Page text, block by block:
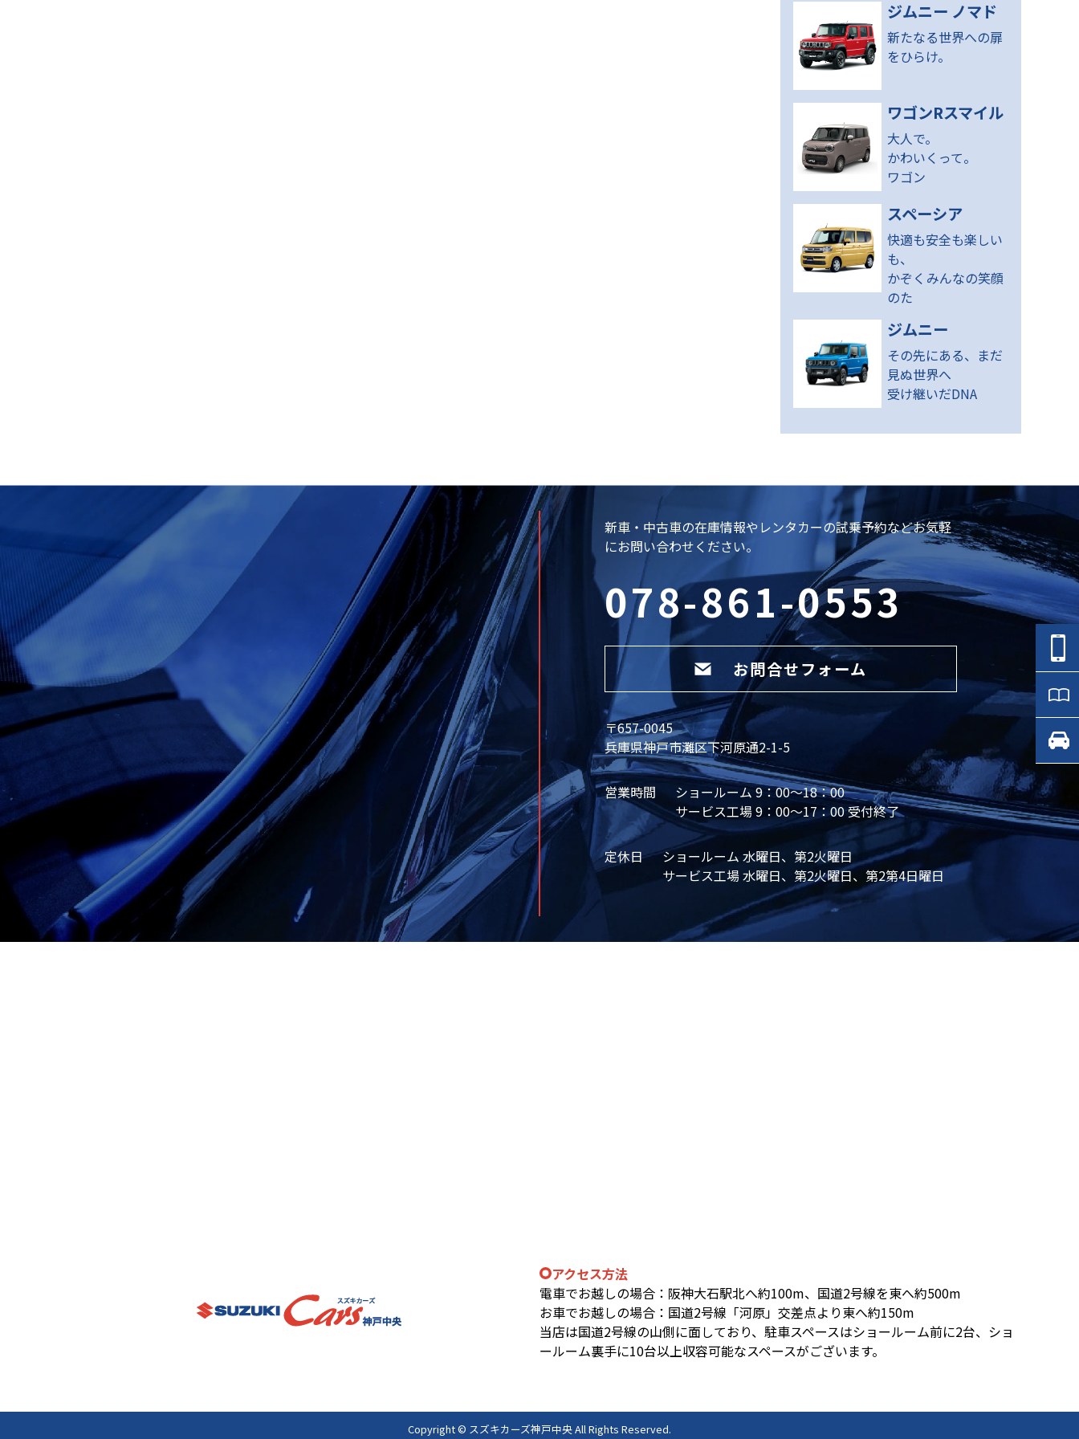
ジムニー ノマド
新たなる世界への扉
をひらけ。
ワゴンRスマイル
大人で。
かわいくって。
ワゴン
スペーシア
快適も安全も楽しい
も、
かぞくみんなの笑顔
のた
ジムニー
その先にある、まだ
見ぬ世界へ
受け継いだDNA
新車・中古車の在庫情報やレンタカーの試乗予約などお気軽
にお問い合わせください。
078-861-0553
お問合せフォーム
〒657-0045
兵庫県神戸市灘区下河原通2-1-5
営業時間
ショールーム 9：00～18：00
サービス工場 9：00～17：00 受付終了
定休日
ショールーム 水曜日、第2火曜日
サービス工場 水曜日、第2火曜日、第2第4日曜日
アクセス方法
電車でお越しの場合：阪神大石駅北へ約100m、国道2号線を東へ約500m
お車でお越しの場合：国道2号線「河原」交差点より東へ約150m
当店は国道2号線の山側に面しており、駐車スペースはショールーム前に2台、ショ
ールーム裏手に10台以上収容可能なスペースがございます。
Copyright © スズキカーズ神戸中央 All Rights Reserved.